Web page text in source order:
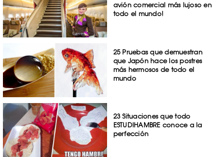
avión comercial más lujoso en
todo el mundo!
25 Pruebas que demuestran
que Japón hace los postres
más hermosos de todo el
mundo
23 Situaciones que todo
ESTUDIHAMBRE conoce a la
perfección